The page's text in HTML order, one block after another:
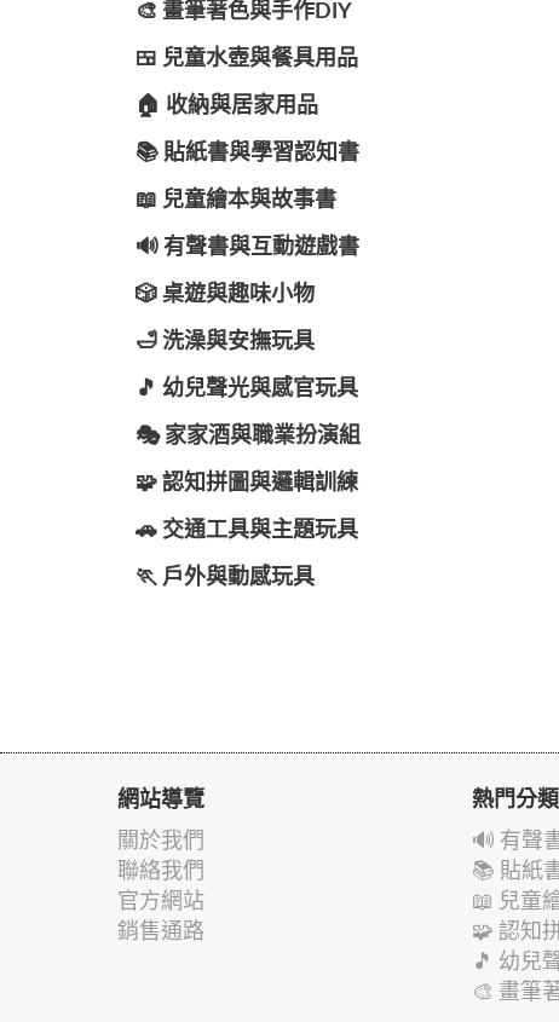
🎨 畫筆著色與手作DIY
🍱 兒童水壺與餐具用品
🏠 收納與居家用品
📚 貼紙書與學習認知書
📖 兒童繪本與故事書
🔊 有聲書與互動遊戲書
🎲 桌遊與趣味小物
🛁 洗澡與安撫玩具
🎵 幼兒聲光與感官玩具
🎭 家家酒與職業扮演組
🧩 認知拼圖與邏輯訓練
🚗 交通工具與主題玩具
🏃 戶外與動感玩具
網站導覽
關於我們
聯絡我們
官方網站
銷售通路
熱門分類
🔊 有聲
📚 貼紙
📖 兒童
🧩 認知
🎵 幼兒
🎨 畫筆